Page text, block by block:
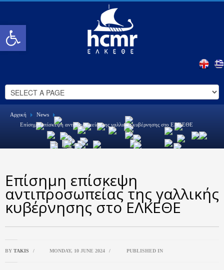
Open toolbar
Αρχική
News
Επίσημη επίσκεψη αντιπροσωπείας της γαλλικής κυβέρνησης στο ΕΛΚΕΘΕ
Επίσημη επίσκεψη
αντιπροσωπείας της γαλλικής
κυβέρνησης στο ΕΛΚΕΘΕ
BY TAKIS / MONDAY, 10 JUNE 2024 / PUBLISHED IN